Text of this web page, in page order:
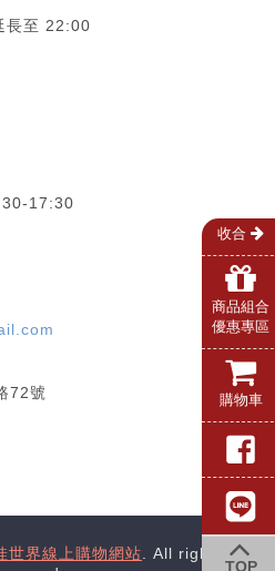
長至 22:00
17:30
72號
世界線上購物網站. All rights
收合
商品組合
優惠專區
購物車
TOP